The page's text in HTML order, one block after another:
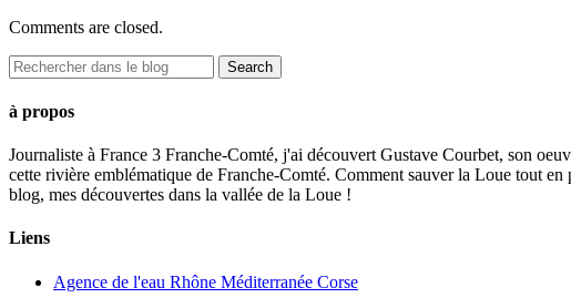
Comments are closed.
à propos
Journaliste à France 3 Franche-Comté, j'ai découvert Gustave Courbet, son
cette rivière emblématique de Franche-Comté. Comment sauver la Loue tout
blog, mes découvertes dans la vallée de la Loue !
Liens
Agence de l'eau Rhône Méditerranée Corse